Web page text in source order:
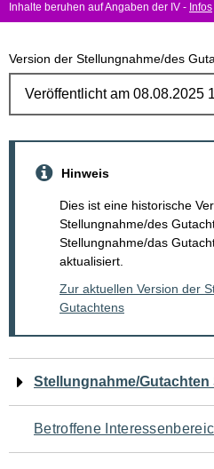
Inhalte beruhen auf Angaben der IV - Infos
Version der Stellungnahme/des
Hinweis
Dies ist eine historische
Stellungnahme/des
Stellungnahme/das
aktualisiert.
Zur aktuellen Version der
Gutachtens
Navigation
für
den
Stellungnahme/Gutachten
Betroffene